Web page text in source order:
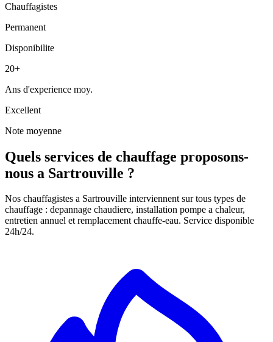
Chauffagistes
Permanent
Disponibilite
20+
Ans d'experience moy.
Excellent
Note moyenne
Quels services de chauffage proposons-
nous a Sartrouville ?
Nos chauffagistes a Sartrouville interviennent sur tous types de
chauffage : depannage chaudiere, installation pompe a chaleur,
entretien annuel et remplacement chauffe-eau. Service disponible
24h/24.